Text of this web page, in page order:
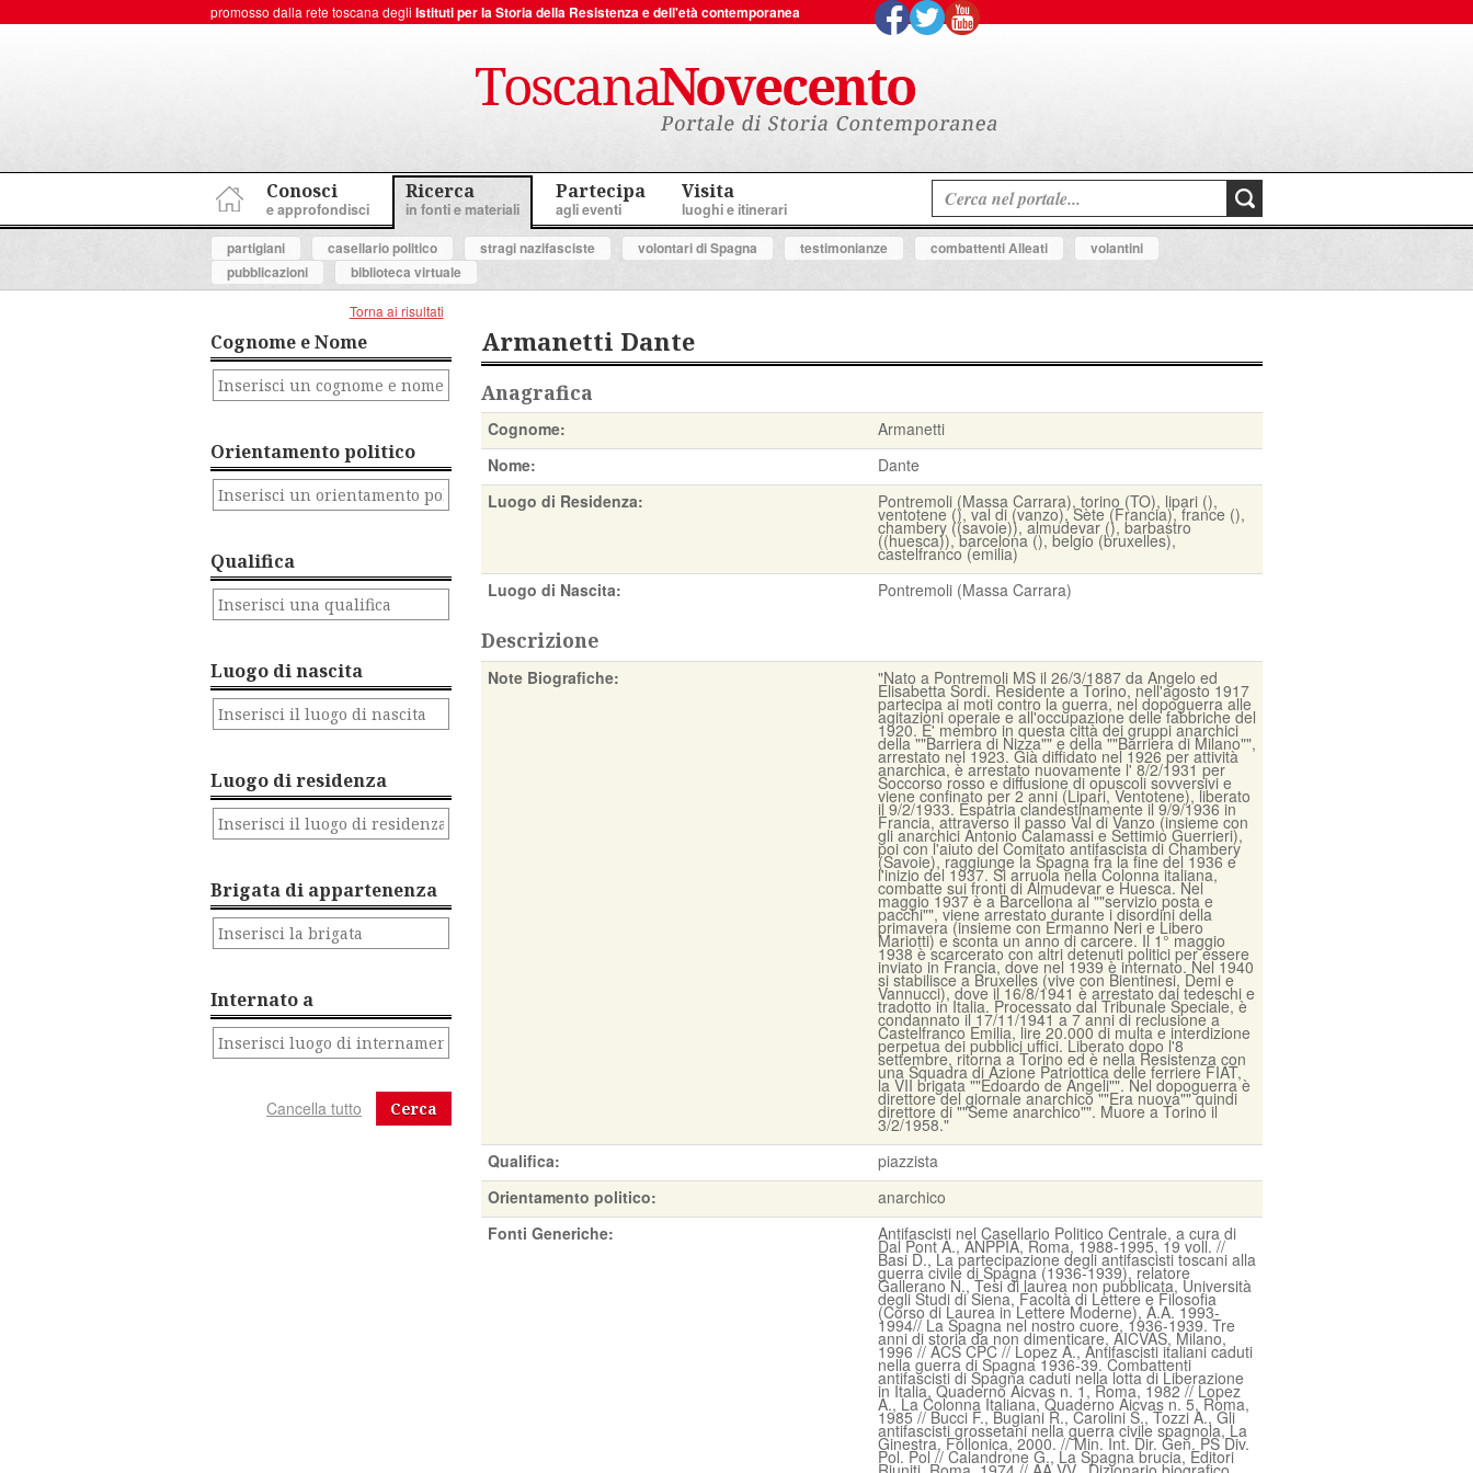
promosso dalla rete toscana degli Istituti per la Storia della Resistenza e dell'età contemporanea
Conosci
e approfondisci
Ricerca
in fonti e materiali
Partecipa
agli eventi
Visita
luoghi e itinerari
partigiani
casellario politico stragi nazifasciste volontari di Spagna testimonianze combattenti Alleati
volantini
pubblicazioni
biblioteca virtuale
Cognome e Nome
Orientamento politico
Qualifica
Luogo di nascita
Luogo di residenza
Brigata di appartenenza
Internato a
Cerca
Torna ai risultati
Armanetti Dante
Anagrafica
Cognome:
Armanetti
Nome:
Dante
Luogo di Residenza:
Pontremoli (Massa Carrara), torino (TO), lipari (),
ventotene (), val di (vanzo), Sète (Francia), france (),
chambery ((savoie)), almudevar (), barbastro
((huesca)), barcelona (), belgio (bruxelles),
castelfranco (emilia)
Luogo di Nascita:
Pontremoli (Massa Carrara)
Descrizione
Note Biografiche: "Nato a Pontremoli MS il 26/3/1887 da Angelo ed
Elisabetta Sordi. Residente a Torino, nell'agosto 1917
partecipa ai moti contro la guerra, nel dopoguerra alle
agitazioni operaie e all'occupazione delle fabbriche del
1920. E' membro in questa città dei gruppi anarchici
della ""Barriera di Nizza"" e della ""Barriera di Milano"",
arrestato nel 1923. Già diffidato nel 1926 per attività
anarchica, è arrestato nuovamente l' 8/2/1931 per
Soccorso rosso e diffusione di opuscoli sovversivi e
viene confinato per 2 anni (Lipari, Ventotene), liberato
il 9/2/1933. Espatria clandestinamente il 9/9/1936 in
Francia, attraverso il passo Val di Vanzo (insieme con
gli anarchici Antonio Calamassi e Settimio Guerrieri),
poi con l'aiuto del Comitato antifascista di Chambery
(Savoie), raggiunge la Spagna fra la fine del 1936 e
l'inizio del 1937. Si arruola nella Colonna italiana,
combatte sui fronti di Almudevar e Huesca. Nel
maggio 1937 è a Barcellona al ""servizio posta e
pacchi"", viene arrestato durante i disordini della
primavera (insieme con Ermanno Neri e Libero
Mariotti) e sconta un anno di carcere. Il 1° maggio
1938 è scarcerato con altri detenuti politici per essere
inviato in Francia, dove nel 1939 è internato. Nel 1940
si stabilisce a Bruxelles (vive con Bientinesi, Demi e
Vannucci), dove il 16/8/1941 è arrestato dai tedeschi e
tradotto in Italia. Processato dal Tribunale Speciale, è
condannato il 17/11/1941 a 7 anni di reclusione a
Castelfranco Emilia, lire 20.000 di multa e interdizione
perpetua dei pubblici uffici. Liberato dopo l'8
settembre, ritorna a Torino ed è nella Resistenza con
una Squadra di Azione Patriottica delle ferriere FIAT,
la VII brigata ""Edoardo de Angeli"". Nel dopoguerra è
direttore del giornale anarchico ""Era nuova"" quindi
direttore di ""Seme anarchico"". Muore a Torino il
3/2/1958."
Qualifica:
piazzista
Orientamento politico:
anarchico
Fonti Generiche:
Antifascisti nel Casellario Politico Centrale, a cura di
Dal Pont A., ANPPIA, Roma, 1988-1995, 19 voll. //
Basi D., La partecipazione degli antifascisti toscani alla
guerra civile di Spagna (1936-1939), relatore
Gallerano N., Tesi di laurea non pubblicata, Università
degli Studi di Siena, Facoltà di Lettere e Filosofia
(Corso di Laurea in Lettere Moderne), A.A. 1993-
1994// La Spagna nel nostro cuore, 1936-1939. Tre
anni di storia da non dimenticare, AICVAS, Milano,
1996 // ACS CPC // Lopez A., Antifascisti italiani caduti
nella guerra di Spagna 1936-39. Combattenti
antifascisti di Spagna caduti nella lotta di Liberazione
in Italia, Quaderno Aicvas n. 1, Roma, 1982 // Lopez
A., La Colonna Italiana, Quaderno Aicvas n. 5, Roma,
1985 // Bucci F., Bugiani R., Carolini S., Tozzi A., Gli
antifascisti grossetani nella guerra civile spagnola, La
Ginestra, Follonica, 2000. // Min. Int. Dir. Gen. PS Div.
Pol. Pol // Calandrone G., La Spagna brucia, Editori